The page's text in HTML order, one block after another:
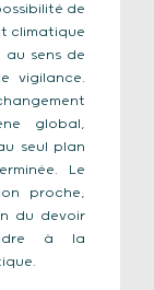
de
climatique
au sens de
vigilance.
global,
seul plan
Le
proche,
du devoir
à la